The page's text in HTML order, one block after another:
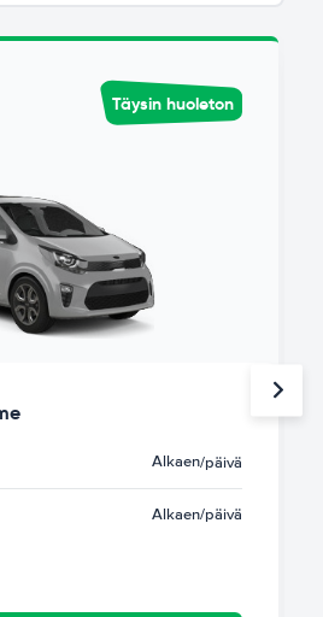
Täysin huoleton
Alkaen/päivä
Alkaen/päivä